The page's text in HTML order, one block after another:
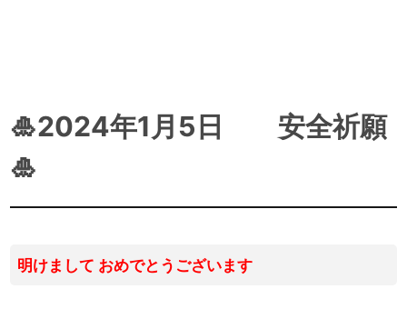
🎍2024年1月5日 安全祈願
🎍
明けまして おめでとうございます